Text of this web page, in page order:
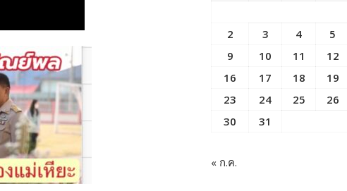
2
3 4 5
9
10 11 12
16
17 18 19
23
24 25 26
30
31
« ก.ค.